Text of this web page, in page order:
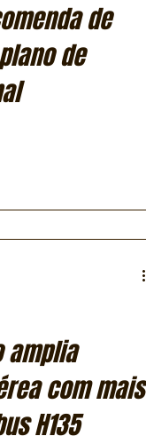
de
de
amplia
com mais
H135